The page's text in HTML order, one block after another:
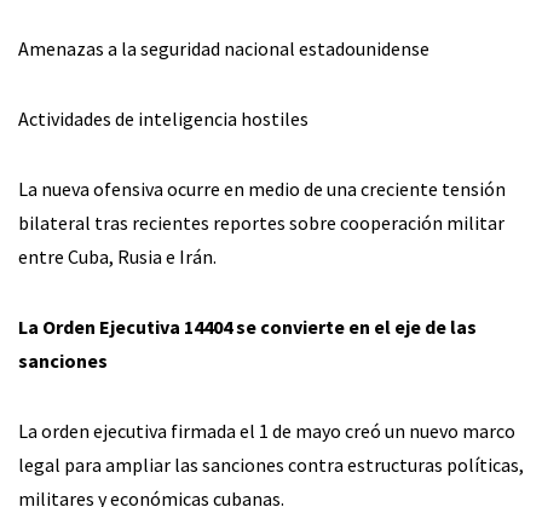
Amenazas a la seguridad nacional estadounidense
Actividades de inteligencia hostiles
La nueva ofensiva ocurre en medio de una creciente tensión
bilateral tras recientes reportes sobre cooperación militar
entre Cuba, Rusia e Irán.
La Orden Ejecutiva 14404 se convierte en el eje de las
sanciones
La orden ejecutiva firmada el 1 de mayo creó un nuevo marco
legal para ampliar las sanciones contra estructuras políticas,
militares y económicas cubanas.